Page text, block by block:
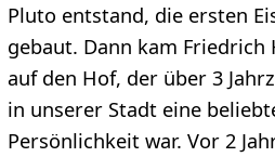
Pluto entstand, die ersten
gebaut. Dann kam Friedrich
auf den Hof, der über 3
in unserer Stadt eine
Persönlichkeit war. Vor 2